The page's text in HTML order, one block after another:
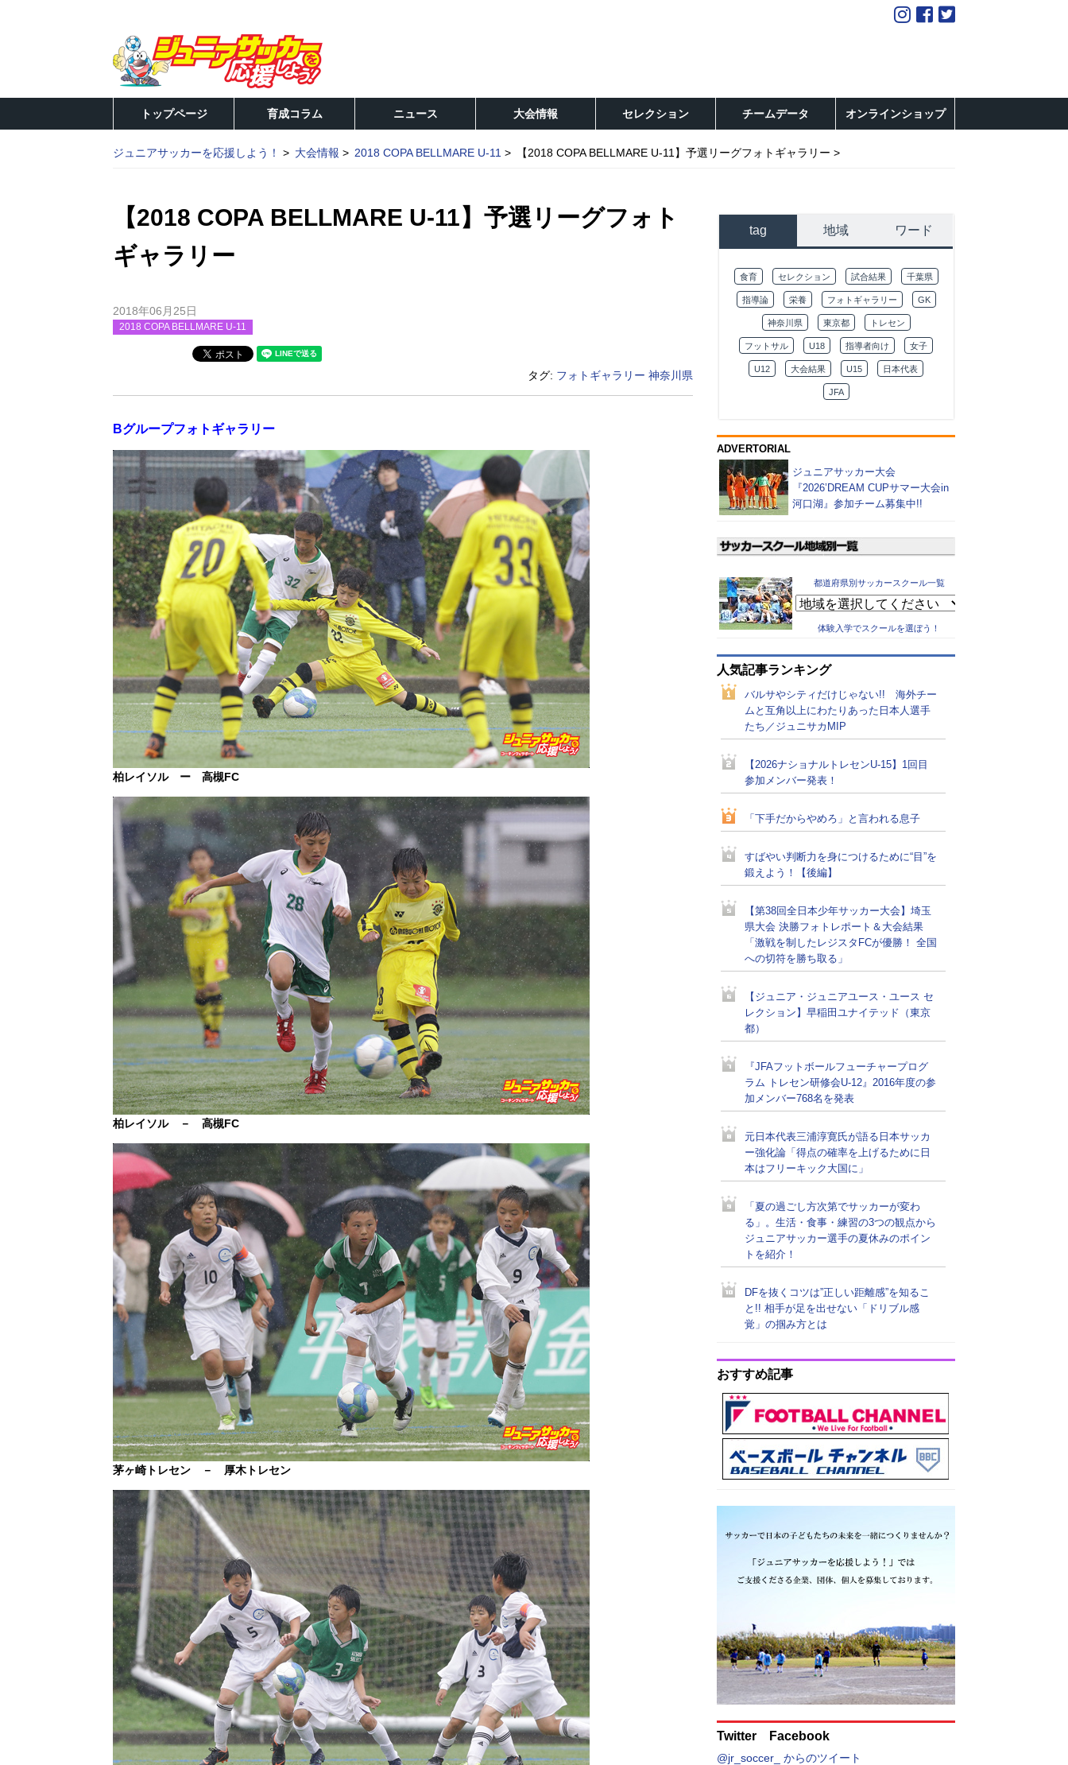
トップページ 育成コラム ニュース 大会情報 セレクション チームデータ オンラインショップ
ジュニアサッカーを応援しよう！ 大会情報 2018 COPA BELLMARE U-11 【2018 COPA BELLMARE U-11】予選リーグフォトギャラリー
【2018 COPA BELLMARE U-11】予選リーグフォト
ギャラリー
2018年06月25日
2018 COPA BELLMARE U-11
タグ: フォトギャラリー 神奈川県
Bグループフォトギャラリー
柏レイソル ー 高槻FC
柏レイソル － 高槻FC
茅ヶ崎トレセン － 厚木トレセン
tag 地域 ワード
食育 セレクション 試合結果 千葉県
指導論 栄養 フォトギャラリー GK
神奈川県 東京都 トレセン
フットサル U18 指導者向け 女子
U12 大会結果 U15 日本代表
JFA
ADVERTORIAL
ジュニアサッカー大会
『2026’DREAM CUPサマー大会in
河口湖』参加チーム募集中!!
都道府県別サッカースクール一覧
体験入学でスクールを選ぼう！
人気記事ランキング
バルサやシティだけじゃない!! 海外チー
ムと互角以上にわたりあった日本人選手
たち／ジュニサカMIP
【2026ナショナルトレセンU-15】1回目
参加メンバー発表！
「下手だからやめろ」と言われる息子
すばやい判断力を身につけるために“目”を
鍛えよう！【後編】
【第38回全日本少年サッカー大会】埼玉
県大会 決勝フォトレポート＆大会結果
「激戦を制したレジスタFCが優勝！ 全国
への切符を勝ち取る」
【ジュニア・ジュニアユース・ユース セ
レクション】早稲田ユナイテッド（東京
都）
『JFAフットボールフューチャープログ
ラム トレセン研修会U-12』2016年度の参
加メンバー768名を発表
元日本代表三浦淳寛氏が語る日本サッカ
ー強化論「得点の確率を上げるために日
本はフリーキック大国に」
「夏の過ごし方次第でサッカーが変わ
る」。生活・食事・練習の3つの観点から
ジュニアサッカー選手の夏休みのポイン
トを紹介！
DFを抜くコツは”正しい距離感”を知るこ
と!! 相手が足を出せない「ドリブル感
覚」の掴み方とは
おすすめ記事
Twitter Facebook
@jr_soccer_ からのツイート